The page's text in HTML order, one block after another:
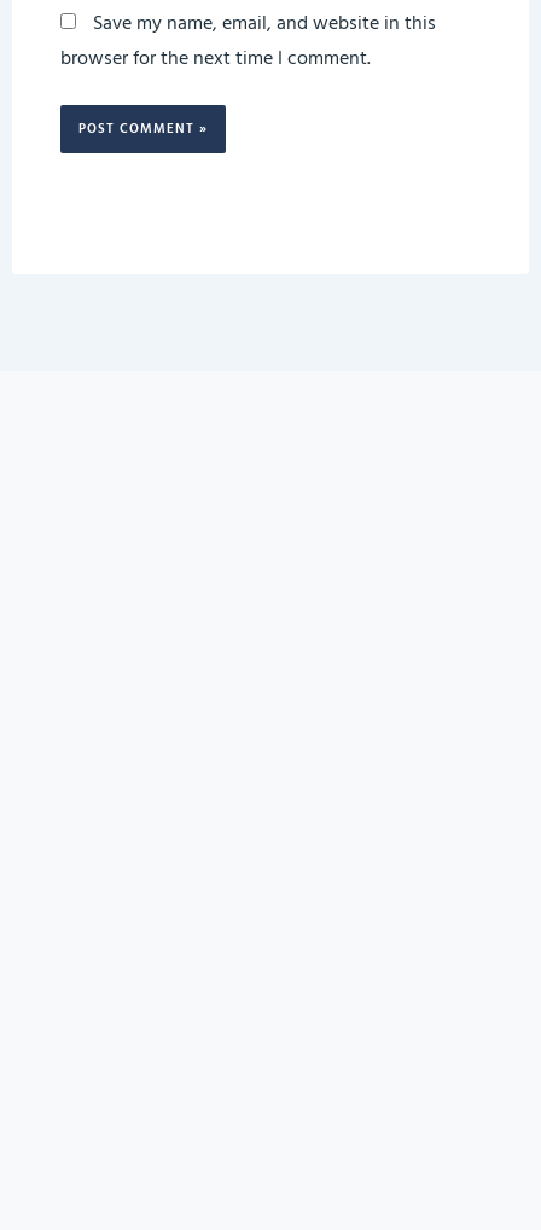
Save my name, email, and website in this
browser for the next time I comment.